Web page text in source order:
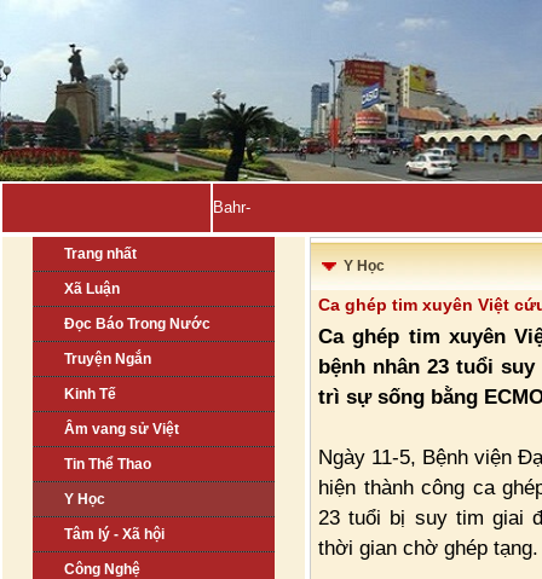
Bahrain, Kuwait tuyên -
Trang nhất
Xã Luận
Đọc Báo Trong Nước
Truyện Ngắn
Kinh Tế
Âm vang sử Việt
Tin Thể Thao
Y Học
Tâm lý - Xã hội
Công Nghệ
Y Học
Ca ghép tim xuyên Việt
Ca ghép tim xuyên
bệnh nhân 23 tuổi
trì sự sống bằng
Ngày 11-5, Bệnh viện
hiện thành công ca
23 tuổi bị suy tim giai
thời gian chờ ghép tạng.